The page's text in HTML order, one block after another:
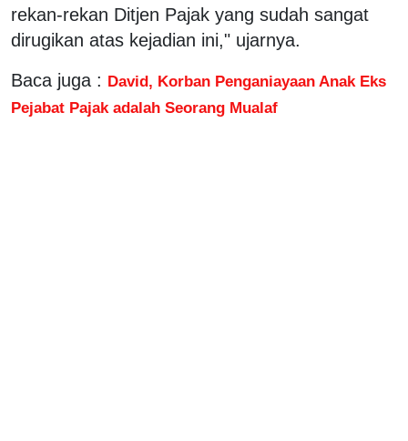
rekan-rekan Ditjen Pajak yang sudah sangat
dirugikan atas kejadian ini," ujarnya.
Baca juga : David, Korban Penganiayaan Anak Eks
Pejabat Pajak adalah Seorang Mualaf